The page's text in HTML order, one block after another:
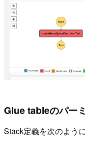
Glue tableのパー
Stack定義を次のよう